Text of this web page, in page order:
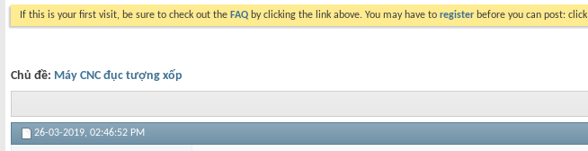
If this is your first visit, be sure to check out the FAQ by clicking the link above. You may have to register before you can post:
Chủ đề: Máy CNC đục tượng xốp
26-03-2019, 02:46:52 PM